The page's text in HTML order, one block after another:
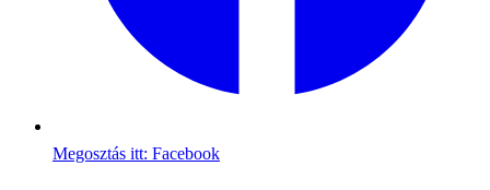
Megosztás itt: Facebook